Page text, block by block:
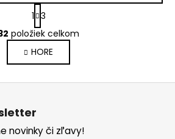
O
v
l
á
d
e
S
t
r
á
n
k
1 3
položiek celkom
HORE
novinky či zľavy!